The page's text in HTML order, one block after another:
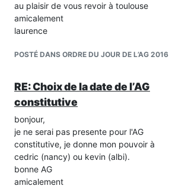
au plaisir de vous revoir à toulouse
amicalement
laurence
POSTÉ DANS ORDRE DU JOUR DE L’AG 2016
RE: Choix de la date de l’AG
constitutive
bonjour,
je ne serai pas presente pour l'AG
constitutive, je donne mon pouvoir à
cedric (nancy) ou kevin (albi).
bonne AG
amicalement